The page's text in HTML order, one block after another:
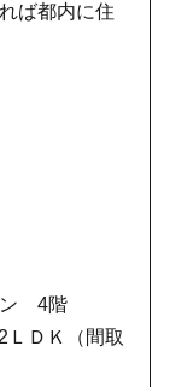
ば都内に住
ン 4階
ＤＫ（間取